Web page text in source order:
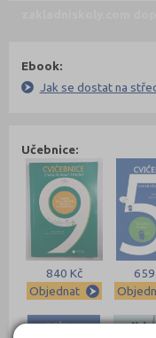
Ebook:
Jak se dostat na
Učebnice:
840 Kč
Objednat
659